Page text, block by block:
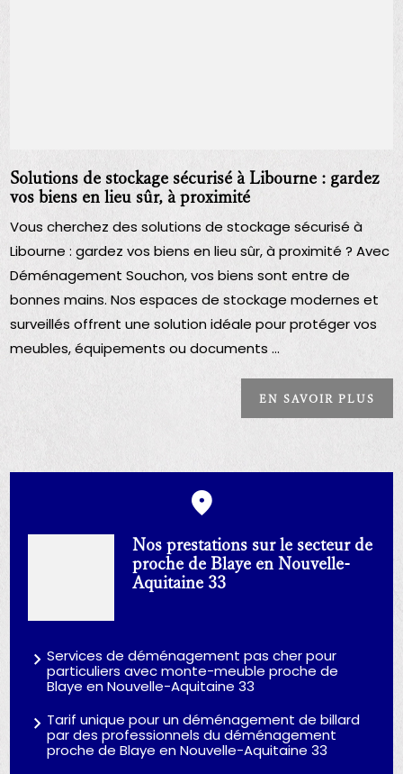
Solutions de stockage sécurisé à Libourne : gardez
vos biens en lieu sûr, à proximité
Vous cherchez des solutions de stockage sécurisé à
Libourne : gardez vos biens en lieu sûr, à proximité ? Avec
Déménagement Souchon, vos biens sont entre de
bonnes mains. Nos espaces de stockage modernes et
surveillés offrent une solution idéale pour protéger vos
meubles, équipements ou documents ...
EN SAVOIR PLUS
Nos prestations sur le secteur de
proche de Blaye en Nouvelle-
Aquitaine 33
Services de déménagement pas cher pour
particuliers avec monte-meuble proche de
Blaye en Nouvelle-Aquitaine 33
Tarif unique pour un déménagement de billard
par des professionnels du déménagement
proche de Blaye en Nouvelle-Aquitaine 33